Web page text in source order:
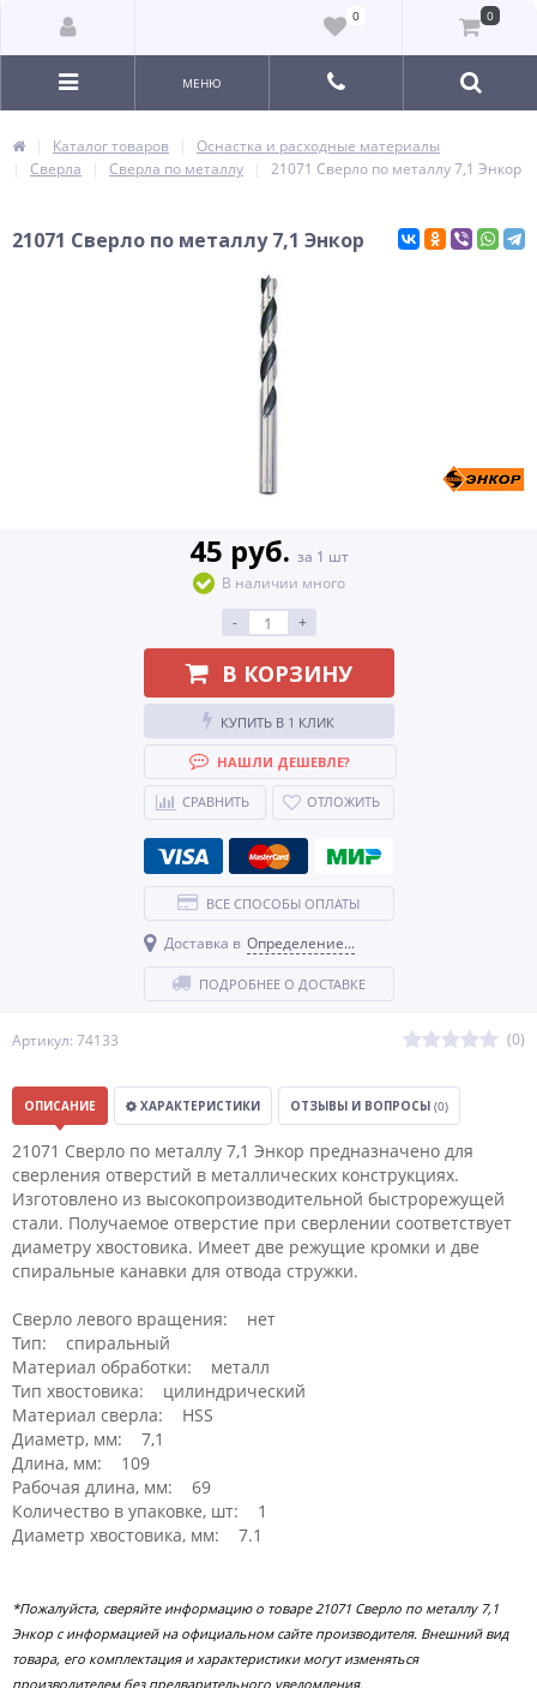
0 0
МЕНЮ
Каталог товаров
Оснастка и расходные материалы
Сверла
Сверла по металлу 21071 Сверло по металлу 7,1 Энкор
21071 Сверло по металлу 7,1 Энкор
Артикул: 74133 (0)
45 руб. за 1 шт
В наличии много
-
+
В КОРЗИНУ
КУПИТЬ В 1 КЛИК
НАШЛИ ДЕШЕВЛЕ?
СРАВНИТЬ ОТЛОЖИТЬ
ВСЕ СПОСОБЫ ОПЛАТЫ
Доставка в Определение...
ПОДРОБНЕЕ О ДОСТАВКЕ
ОПИСАНИЕ ХАРАКТЕРИСТИКИ ОТЗЫВЫ И ВОПРОСЫ (0)
21071 Сверло по металлу 7,1 Энкор предназначено для
сверления отверстий в металлических конструкциях.
Изготовлено из высокопроизводительной быстрорежущей
стали. Получаемое отверстие при сверлении соответствует
диаметру хвостовика. Имеет две режущие кромки и две
спиральные канавки для отвода стружки.
Сверло левого вращения: нет
Тип: спиральный
Материал обработки: металл
Тип хвостовика: цилиндрический
Материал сверла: HSS
Диаметр, мм: 7,1
Длина, мм: 109
Рабочая длина, мм: 69
Количество в упаковке, шт: 1
Диаметр хвостовика, мм: 7.1
*Пожалуйста, сверяйте информацию о товаре 21071 Сверло по металлу 7,1
Энкор с информацией на официальном сайте производителя. Внешний вид
товара, его комплектация и характеристики могут изменяться
производителем без предварительного уведомления.